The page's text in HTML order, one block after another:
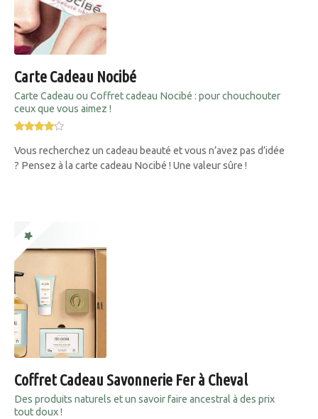
Carte Cadeau Nocibé
Carte Cadeau ou Coffret cadeau Nocibé : pour chouchouter
ceux que vous aimez !
Vous recherchez un cadeau beauté et vous n’avez pas d’idée
? Pensez à la carte cadeau Nocibé ! Une valeur sûre !
Coffret Cadeau Savonnerie Fer à Cheval
Des produits naturels et un savoir faire ancestral à des prix
tout doux !